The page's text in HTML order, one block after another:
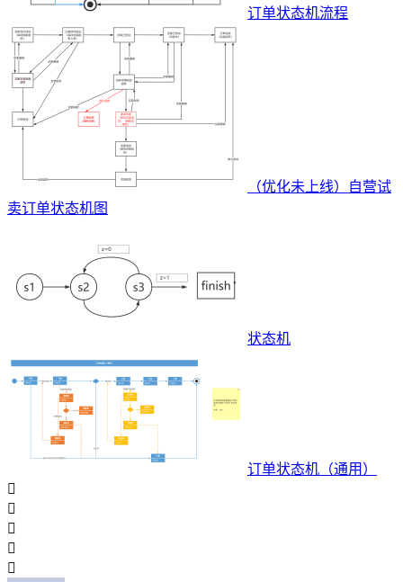
订单状态机流程
（优化未上线）自营试
卖订单状态机图
状态机
订单状态机（通用）




